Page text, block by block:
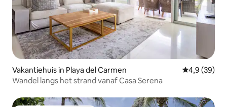
Vakantiehuis in Playa del Carmen Gemiddelde
4,9 (39)
Wandel langs het strand vanaf Casa Serena